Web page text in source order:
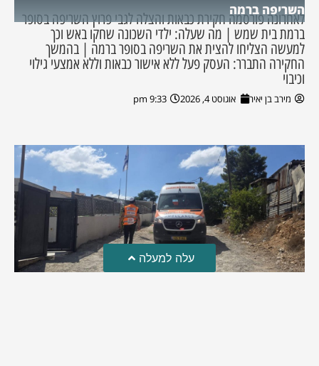
השריפה ברמה
לאחרונה פורסמה חקירת כבאות והצלה לגבי פרוץ השריפה בסופר
ברמת בית שמש | מה שעלה: ילדי השכונה שחקו באש וכך
למעשה הצליחו להצית את השריפה בסופר ברמה | בהמשך
החקירה התברר: העסק פעל ללא אישור כבאות וללא אמצעי גילוי
וכיבוי
מירב בן יאיר אוגוסט 4, 2026 9:33 pm
עלה למעלה